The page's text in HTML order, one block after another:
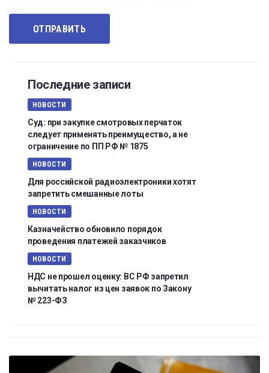
Последние записи
НОВОСТИ
Суд: при закупке смотровых перчаток
следует применять преимущество, а не
ограничение по ПП РФ № 1875
НОВОСТИ
Для российской радиоэлектроники хотят
запретить смешанные лоты
НОВОСТИ
Казначейство обновило порядок
проведения платежей заказчиков
НОВОСТИ
НДС не прошел оценку: ВС РФ запретил
вычитать налог из цен заявок по Закону
№ 223-ФЗ